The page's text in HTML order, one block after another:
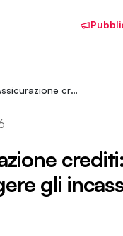
Assicurazione crediti: proteggere gli incassi…
crediti:
gli